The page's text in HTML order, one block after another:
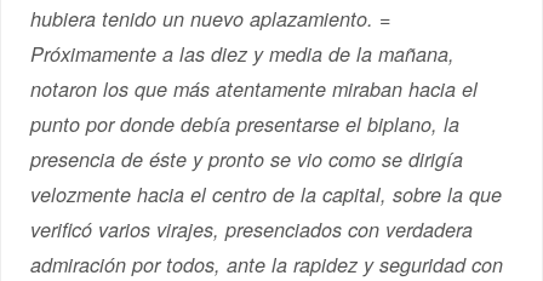
hubiera tenido un nuevo aplazamiento. =
Próximamente a las diez y media de la mañana,
notaron los que más atentamente miraban hacia el
punto por donde debía presentarse el biplano, la
presencia de éste y pronto se vio como se dirigía
velozmente hacia el centro de la capital, sobre la que
verificó varios virajes, presenciados con verdadera
admiración por todos, ante la rapidez y seguridad con